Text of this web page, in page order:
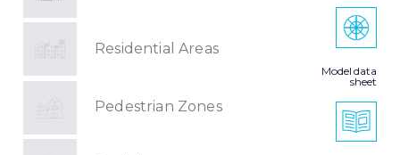
Residential Areas
Pedestrian Zones
Model data
sheet